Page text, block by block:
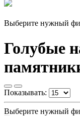
Выберите нужный
Голубые
Показывать:
Выберите нужный